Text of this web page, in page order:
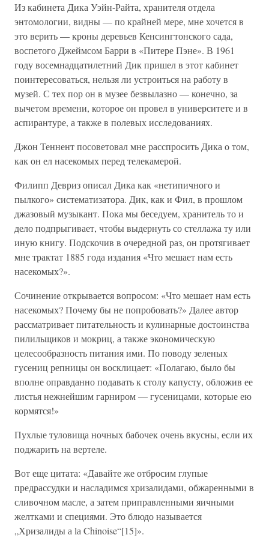
Из кабинета Дика Уэйн-Райта, хранителя отдела
энтомологии, видны — по крайней мере, мне хочется в
это верить — кроны деревьев Кенсингтонского сада,
воспетого Джеймсом Барри в «Питере Пэне». В 1961
году восемнадцатилетний Дик пришел в этот кабинет
поинтересоваться, нельзя ли устроиться на работу в
музей. С тех пор он в музее безвылазно — конечно, за
вычетом времени, которое он провел в университете и в
аспирантуре, а также в полевых исследованиях.
Джон Теннент посоветовал мне расспросить Дика о том,
как он ел насекомых перед телекамерой.
Филипп Девриз описал Дика как «нетипичного и
пылкого» систематизатора. Дик, как и Фил, в прошлом
джазовый музыкант. Пока мы беседуем, хранитель то и
дело подпрыгивает, чтобы выдернуть со стеллажа ту или
иную книгу. Подскочив в очередной раз, он протягивает
мне трактат 1885 года издания «Что мешает нам есть
насекомых?».
Сочинение открывается вопросом: «Что мешает нам есть
насекомых? Почему бы не попробовать?» Далее автор
рассматривает питательность и кулинарные достоинства
пилильщиков и мокриц, а также экономическую
целесообразность питания ими. По поводу зеленых
гусениц репницы он восклицает: «Полагаю, было бы
вполне оправданно подавать к столу капусту, обложив ее
листья нежнейшим гарниром — гусеницами, которые ею
кормятся!»
Пухлые туловища ночных бабочек очень вкусны, если их
поджарить на вертеле.
Вот еще цитата: «Давайте же отбросим глупые
предрассудки и насладимся хризалидами, обжаренными в
сливочном масле, а затем приправленными яичными
желтками и специями. Это блюдо называется
„Хризалиды а lа Chinoise“[15]».